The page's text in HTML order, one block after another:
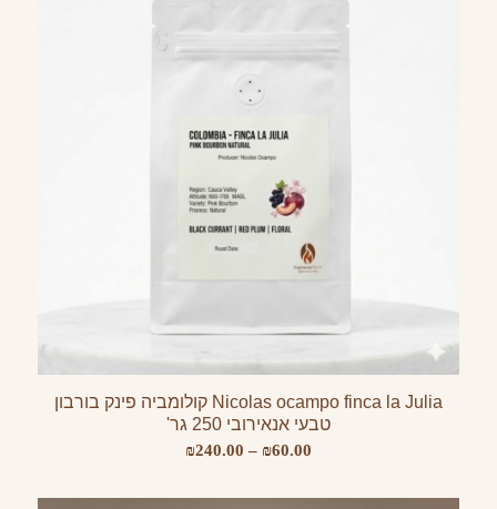
Nicolas ocampo finca la Julia קולומביה פינק בורבון
טבעי אנאירובי 250 גר'
₪60.00
–
₪240.00